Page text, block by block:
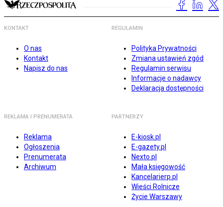
KONTAKT
O nas
Kontakt
Napisz do nas
REGULAMIN
Polityka Prywatności
Zmiana ustawień zgód
Regulamin serwisu
Informacje o nadawcy
Deklaracja dostępności
REKLAMA I PRENUMERATA
Reklama
Ogłoszenia
Prenumerata
Archiwum
PARTNERZY
E-kiosk.pl
E-gazety.pl
Nexto.pl
Mała księgowość
Kancelarierp.pl
Wieści Rolnicze
Życie Warszawy